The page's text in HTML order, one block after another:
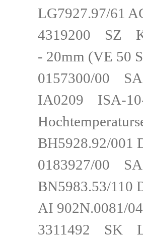
LG7927.97/
4319200 SZ
- 20mm (VE
0157300/00
IA0209 ISA-
BH5928.92/
0183927/00
BN5983.53/
AI
3311492 SK